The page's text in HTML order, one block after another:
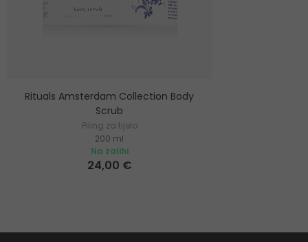
Rituals Amsterdam Collection Body
Scrub
Piling za tijelo
200 ml
Na zalihi
24,00 €